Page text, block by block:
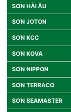
SƠN HẢI ÂU
SƠN JOTON
SƠN KCC
SƠN KOVA
SƠN NIPPON
SƠN TERRACO
SƠN SEAMASTER